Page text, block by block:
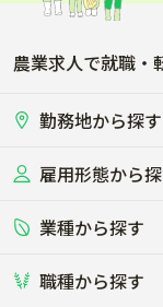
農業求人で就職・
勤務地から探す
北海道
関東
東海
雇用形態から
正社員
短期アルバイト
業種から探す
畜産（酪農･
職種から探す